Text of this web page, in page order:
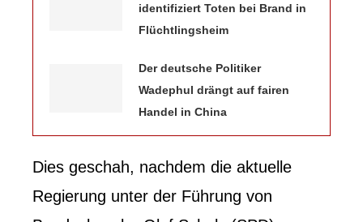
identifiziert Toten bei Brand in
Flüchtlingsheim
Der deutsche Politiker
Wadephul drängt auf fairen
Handel in China
Dies geschah, nachdem die aktuelle
Regierung unter der Führung von